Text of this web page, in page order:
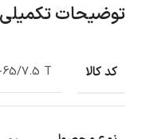
توضیحات تکمیلی
کد کالا 65/7.5 T